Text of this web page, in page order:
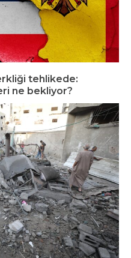
tehlikede:
ne bekliyor?